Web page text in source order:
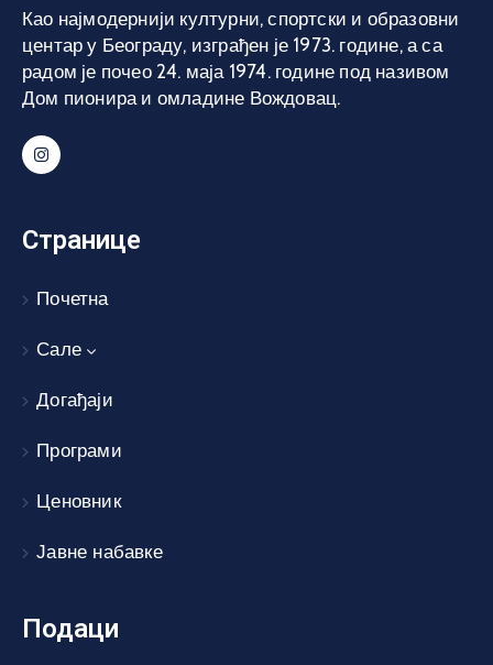
Као најмодернији културни, спортски и образовни
центар у Београду, изграђен је 1973. године, а са
радом је почео 24. маја 1974. године под називом
Дом пионира и омладине Вождовац.
Странице
Почетна
Сале
Догађаји
Програми
Ценовник
Јавне набавке
Подаци